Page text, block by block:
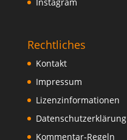
Instagram
Rechtliches
Kontakt
Impressum
Lizenzinformationen
Datenschutzerklärung
Kommentar-Regeln